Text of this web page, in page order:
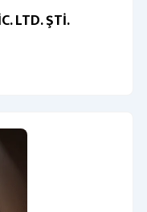
LTD. ŞTİ.